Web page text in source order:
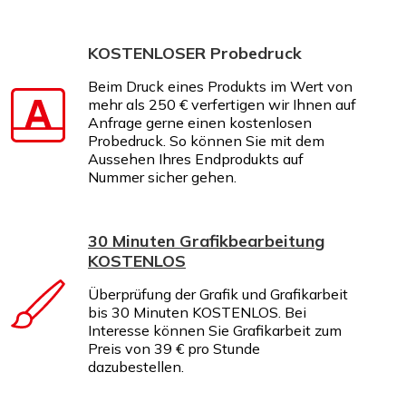
KOSTENLOSER Probedruck
Beim Druck eines Produkts im Wert von
mehr als 250 € verfertigen wir Ihnen auf
Anfrage gerne einen kostenlosen
Probedruck. So können Sie mit dem
Aussehen Ihres Endprodukts auf
Nummer sicher gehen.
30 Minuten Grafikbearbeitung
KOSTENLOS
Überprüfung der Grafik und Grafikarbeit
bis 30 Minuten KOSTENLOS. Bei
Interesse können Sie Grafikarbeit zum
Preis von 39 € pro Stunde
dazubestellen.